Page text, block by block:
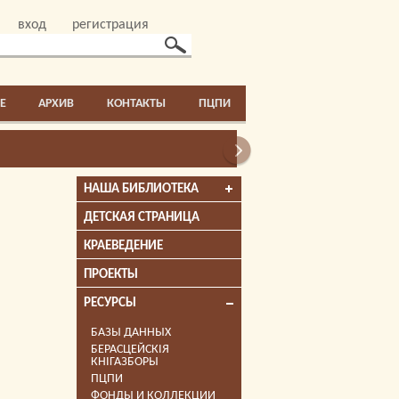
вход регистрация
АРХИВ КОНТАКТЫ ПЦПИ
НАША БИБЛИОТЕКА
ДЕТСКАЯ СТРАНИЦА
КРАЕВЕДЕНИЕ
ПРОЕКТЫ
РЕСУРСЫ
БАЗЫ ДАННЫХ
БЕРАСЦЕЙСКІЯ
КНІГАЗБОРЫ
ПЦПИ
ФОНДЫ И КОЛЛЕКЦИИ